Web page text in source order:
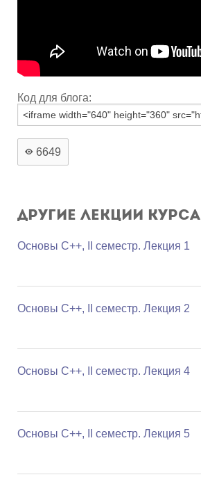
Код для блога:
6649
Другие лекции курса
Основы C++, II семестр. Лекция 1
Основы C++, II семестр. Лекция 2
Основы C++, II семестр. Лекция 4
Основы C++, II семестр. Лекция 5